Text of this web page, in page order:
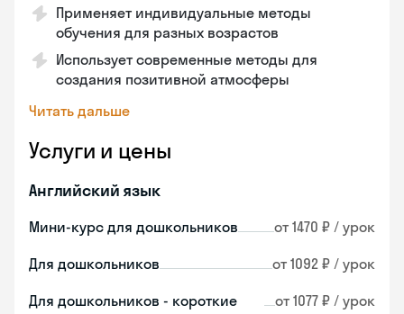
Применяет индивидуальные методы
обучения для разных возрастов
Использует современные методы для
создания позитивной атмосферы
Читать дальше
Услуги и цены
Английский язык
Мини-курс для дошкольников от 1470 ₽ / урок
Для дошкольников от 1092 ₽ / урок
Для дошкольников - короткие
от 1077 ₽ / урок